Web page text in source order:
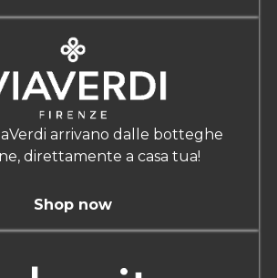
arrivano dalle botteghe
direttamente a casa tua!
Shop now